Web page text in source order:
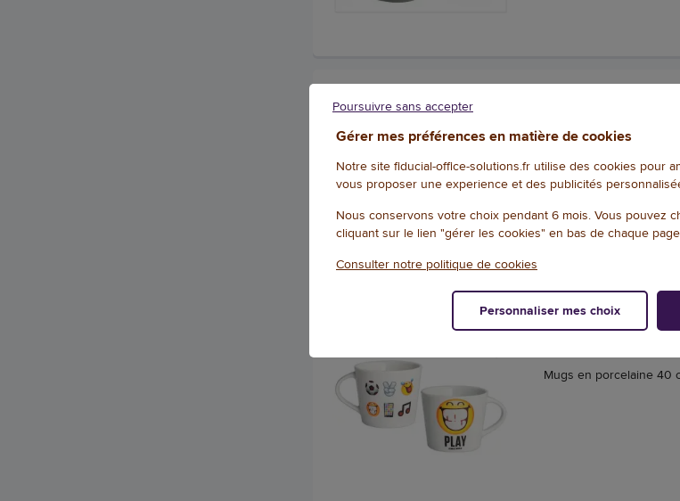
6 Tasses à café grès
Tasses à café grès 12 cl
6 Mugs en
Référence : 135897
Mugs en porcelaine 40
Gérer mes préférences en matière de cookies
Notre site fiducial-office-solutions.fr utilise des cookies pour
vous proposer une experience et des publicités
Nous conservons votre choix pendant 6 mois. Vous pouvez
cliquant sur le lien "gérer les cookies" en bas de chaque
Consulter notre politique de cookies
Poursuivre sans accepter
Personnaliser mes choix